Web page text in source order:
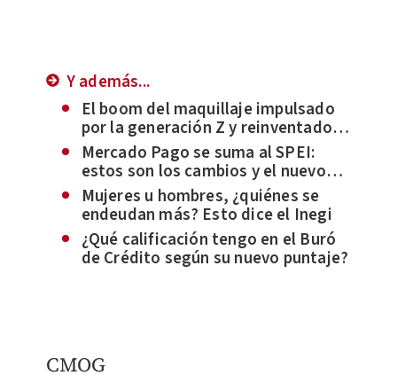
Y además...
El boom del maquillaje impulsado
por la generación Z y reinventado
por la comunidad LGBT+
Mercado Pago se suma al SPEI:
estos son los cambios y el nuevo
límite diario de transferencias
Mujeres u hombres, ¿quiénes se
endeudan más? Esto dice el Inegi
¿Qué calificación tengo en el Buró
de Crédito según su nuevo puntaje?
CMOG